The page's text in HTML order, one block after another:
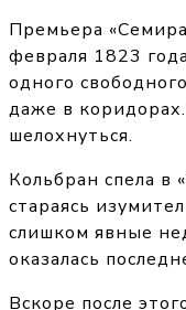
Премьера
февраля 1823
одного
даже в
шелохнуться.
Кольбран спела
стараясь
слишком явные
оказалась
Вскоре после